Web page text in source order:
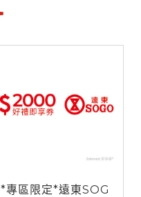
*專區限定*遠東SOG